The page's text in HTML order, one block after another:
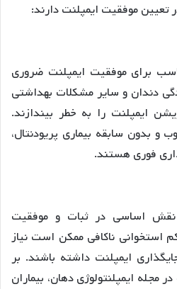
تعیین موفقیت ایمپلنت دارند:
برای موفقیت ایمپلنت ضروری
دندان و سایر مشکلات بهداشتی
ایمپلنت را به خطر بیندازند.
و بدون سابقه بیماری پریودنتال،
فوری هستند.
اساسی در ثبات و موفقیت
استخوانی ناکافی ممکن است نیاز
ایمپلنت داشته باشند. بر
ایمپلنتولوژی دهان، بیماران